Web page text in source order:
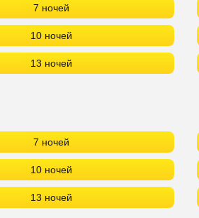
7 ночей
10 ночей
13 ночей
7 ночей
10 ночей
13 ночей